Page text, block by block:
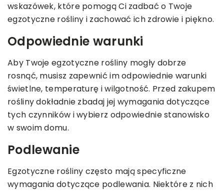
wskazówek, które pomogą Ci zadbać o Twoje
egzotyczne rośliny i zachować ich zdrowie i piękno.
Odpowiednie warunki
Aby Twoje egzotyczne rośliny mogły dobrze
rosnąć, musisz zapewnić im odpowiednie warunki
świetlne, temperaturę i wilgotność. Przed zakupem
rośliny dokładnie zbadaj jej wymagania dotyczące
tych czynników i wybierz odpowiednie stanowisko
w swoim domu.
Podlewanie
Egzotyczne rośliny często mają specyficzne
wymagania dotyczące podlewania. Niektóre z nich